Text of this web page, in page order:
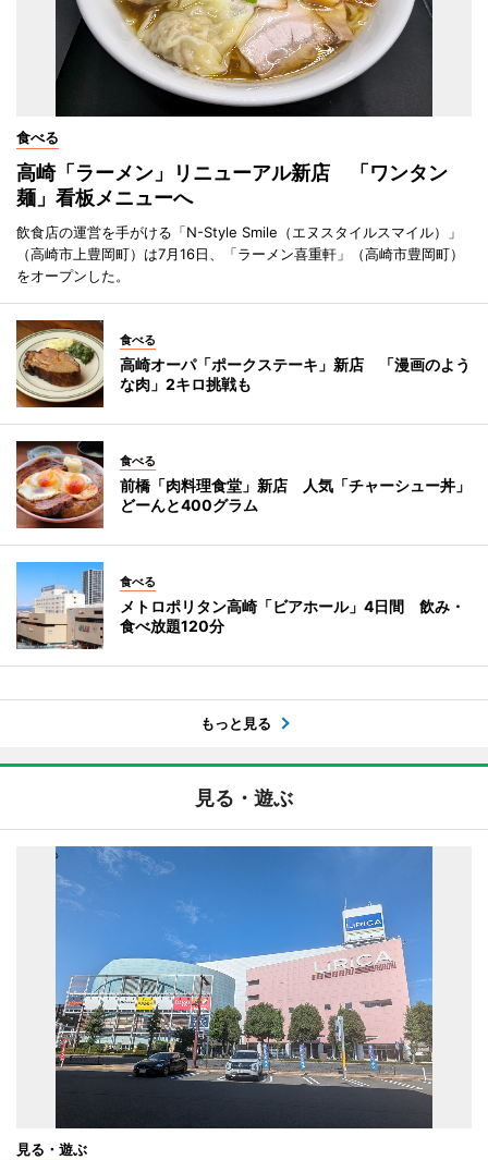
食べる
高崎「ラーメン」リニューアル新店 「ワンタン
麺」看板メニューへ
飲食店の運営を手がける「N-Style Smile（エヌスタイルスマイル）」
（高崎市上豊岡町）は7月16日、「ラーメン喜重軒」（高崎市豊岡町）
をオープンした。
食べる
高崎オーパ「ポークステーキ」新店 「漫画のよう
な肉」2キロ挑戦も
食べる
前橋「肉料理食堂」新店 人気「チャーシュー丼」
どーんと400グラム
食べる
メトロポリタン高崎「ビアホール」4日間 飲み・
食べ放題120分
もっと見る
見る・遊ぶ
見る・遊ぶ